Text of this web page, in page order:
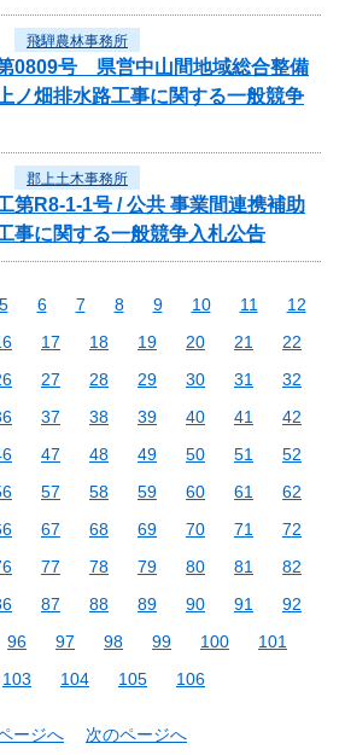
飛騨農林事務所
第0809号 県営中山間地域総合整備
畑排水路工事に関する一般競争
郡上土木事務所
第R8-1-1号 / 公共 事業間連携補助
事に関する一般競争入札公告
5 6 7 8 9 10 11
12
17 18 19 20 21
22
27 28 29 30 31
32
37 38 39 40 41
42
47 48 49 50 51
52
57 58 59 60 61
62
67 68 69 70 71
72
77 78 79 80 81
82
87 88 89 90 91
92
96 97 98 99 100
101
103 104 105 106
ージへ 次のページへ